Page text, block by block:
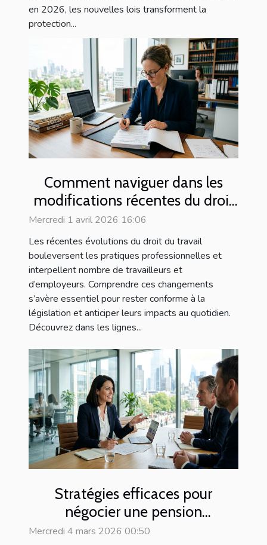
en 2026, les nouvelles lois transforment la
protection...
Comment naviguer dans les
modifications récentes du droit
du travail ?
Mercredi 1 avril 2026 16:06
Les récentes évolutions du droit du travail
bouleversent les pratiques professionnelles et
interpellent nombre de travailleurs et
d’employeurs. Comprendre ces changements
s’avère essentiel pour rester conforme à la
législation et anticiper leurs impacts au quotidien.
Découvrez dans les lignes...
Stratégies efficaces pour
négocier une pension
alimentaire
Mercredi 4 mars 2026 00:50